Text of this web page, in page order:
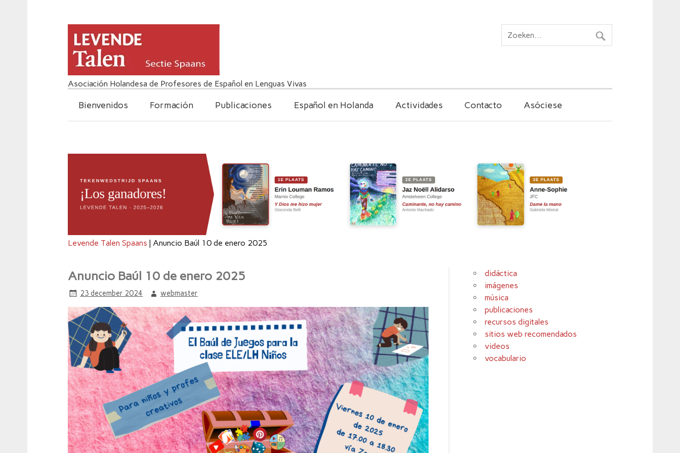
Asociación Holandesa de Profesores de Español en Lenguas Vivas
Bienvenidos Formación Publicaciones Español en Holanda Actividades Contacto Asóciese
Levende Talen Spaans | Anuncio Baúl 10 de enero 2025
Anuncio Baúl 10 de enero 2025
23 december 2024 webmaster
didáctica
imágenes
música
publicaciones
recursos digitales
sitios web recomendados
videos
vocabulario